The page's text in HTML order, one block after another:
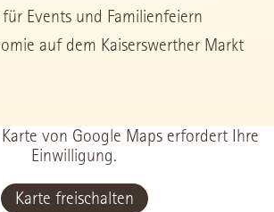
Events und Familienfeiern
auf dem Kaiserswerther Markt
von Google Maps erfordert Ihre
Einwilligung.
Karte freischalten